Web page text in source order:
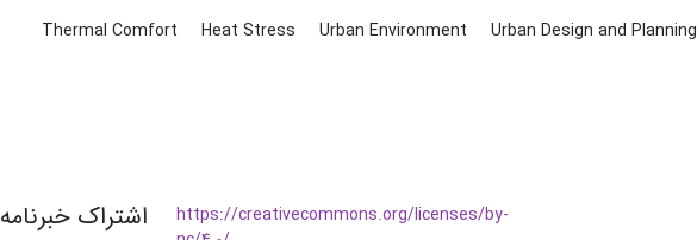
Thermal Comfort Heat Stress Urban Environment Urban Design and Planning
https://creativecommons.org/licenses/by-
اشتراک خبرنامه